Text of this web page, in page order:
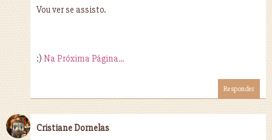
Vou ver se assisto.
:) Na Próxima Página...
Responder
Cristiane Dornelas